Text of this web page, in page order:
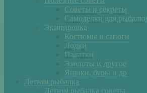
Советы и секреты
Самоделки для рыбалки
Экипировка
Костюмы и сапоги
Лодки
Палатки
Эхолоты и другое
Ящики, буры и др
Летняя рыбалка
Летняя рыбалка советы